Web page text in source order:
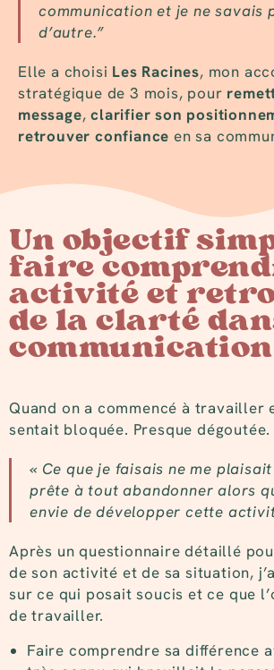
communication et je ne savais
d’autre.”
Elle a choisi Les Racines, mon
stratégique de 3 mois, pour
message,clarifier son
retrouver confiance en sa
Un objectif
faire
activité et
de la clarté
communication
Quand on a commencé à travailler
sentait bloquée. Presque dégoutée.
« Ce que je faisais ne me
prête à tout abandonner alors
envie de développer cette
Après un questionnaire détaillé
de son activité et de sa situation,
sur ce qui posait soucis et ce que
de travailler.
Faire comprendre sa différence